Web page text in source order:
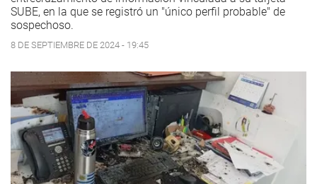
SUBE, en la que se registró un "único perfil probable" de
sospechoso.
8 DE SEPTIEMBRE DE 2024 - 19:45